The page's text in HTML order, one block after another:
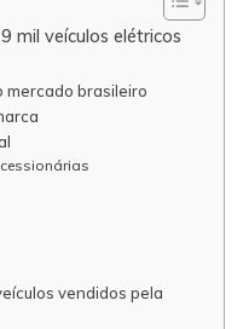
mil veículos elétricos
mercado brasileiro
vendidos pela